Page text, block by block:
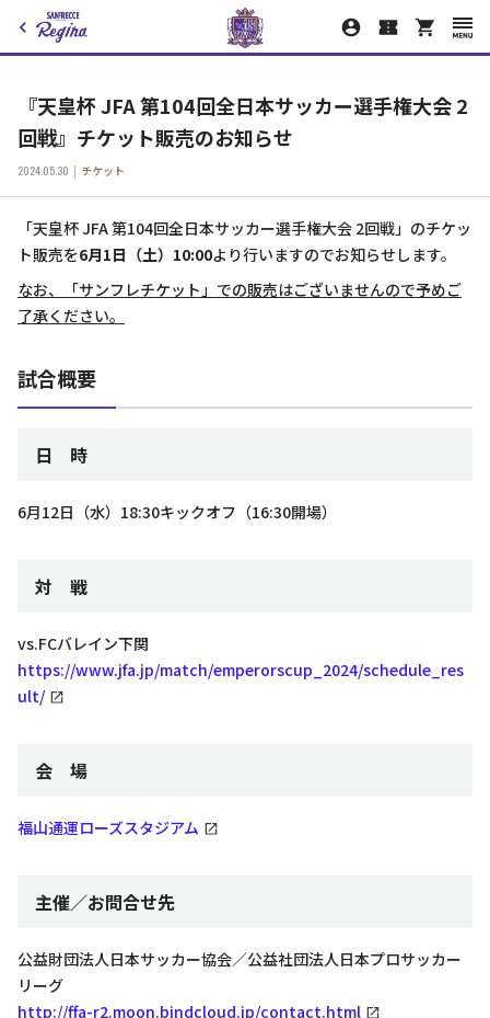
『天皇杯 JFA 第104回全日本サッカー選手権大会 2
回戦』チケット販売のお知らせ
2024.05.30 チケット
「天皇杯 JFA 第104回全日本サッカー選手権大会 2回戦」のチケッ
ト販売を6月1日（土）10:00より行いますのでお知らせします。
なお、「サンフレチケット」での販売はございませんので予めご
了承ください。
試合概要
日 時
6月12日（水）18:30キックオフ（16:30開場）
対 戦
vs.FCバレイン下関
https://www.jfa.jp/match/emperorscup_2024/schedule_res
ult/
会 場
福山通運ローズスタジアム
主催／お問合せ先
公益財団法人日本サッカー協会／公益社団法人日本プロサッカー
リーグ
http://ffa-r2.moon.bindcloud.jp/contact.html